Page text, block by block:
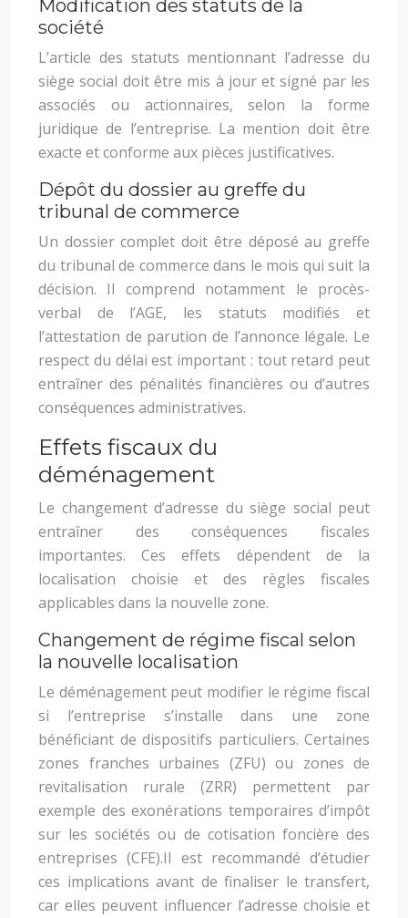
Modification des statuts de la
société
L’article des statuts mentionnant l’adresse du
siège social doit être mis à jour et signé par les
associés ou actionnaires, selon la forme
juridique de l’entreprise. La mention doit être
exacte et conforme aux pièces justificatives.
Dépôt du dossier au greffe du
tribunal de commerce
Un dossier complet doit être déposé au greffe
du tribunal de commerce dans le mois qui suit la
décision. Il comprend notamment le procès-
verbal de l’AGE, les statuts modifiés et
l’attestation de parution de l’annonce légale. Le
respect du délai est important : tout retard peut
entraîner des pénalités financières ou d’autres
conséquences administratives.
Effets fiscaux du
déménagement
Le changement d’adresse du siège social peut
entraîner des conséquences fiscales
importantes. Ces effets dépendent de la
localisation choisie et des règles fiscales
applicables dans la nouvelle zone.
Changement de régime fiscal selon
la nouvelle localisation
Le déménagement peut modifier le régime fiscal
si l’entreprise s’installe dans une zone
bénéficiant de dispositifs particuliers. Certaines
zones franches urbaines (ZFU) ou zones de
revitalisation rurale (ZRR) permettent par
exemple des exonérations temporaires d’impôt
sur les sociétés ou de cotisation foncière des
entreprises (CFE).Il est recommandé d’étudier
ces implications avant de finaliser le transfert,
car elles peuvent influencer l’adresse choisie et